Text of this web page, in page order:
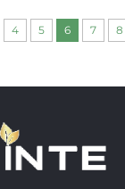
4 5 6 7 8